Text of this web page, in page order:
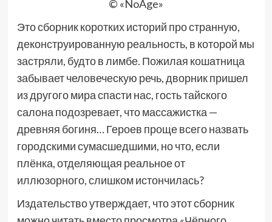
© «NoAge»
Это сборник коротких историй про странную,
деконструированную реальность, в которой мы
застряли, будто в лимбе. Пожилая кошатница
забывает человеческую речь, дворник пришел
из другого мира спасти нас, гость тайского
салона подозревает, что массажистка —
древняя богиня… Героев проще всего назвать
городскими сумасшедшими, но что, если
плёнка, отделяющая реальное от
иллюзорного, слишком истончилась?
Издательство утверждает, что этот сборник